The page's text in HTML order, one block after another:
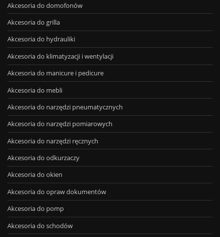
Akcesoria do domofonów
Akcesoria do grilla
Akcesoria do hydrauliki
Akcesoria do klimatyzacji i wentylacji
Akcesoria do manicure i pedicure
Akcesoria do mebli
Akcesoria do narzędzi pneumatycznych
Akcesoria do narzędzi pomiarowych
Akcesoria do narzędzi ręcznych
Akcesoria do odkurzaczy
Akcesoria do okien
Akcesoria do opraw dokumentów
Akcesoria do pomp
Akcesoria do schodów